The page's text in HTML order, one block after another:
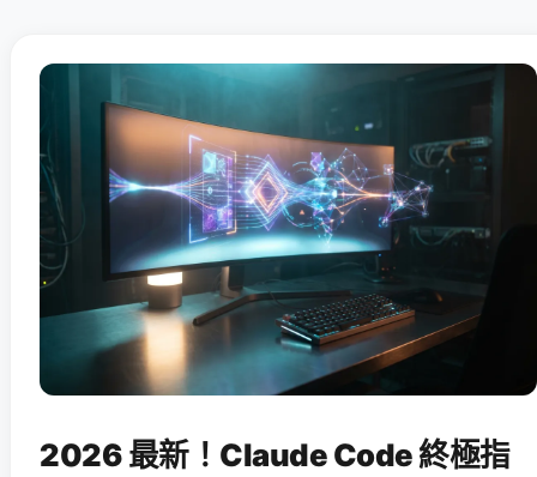
2026 最新！Claude Code 終極指